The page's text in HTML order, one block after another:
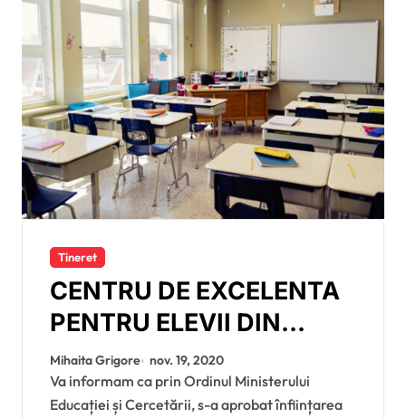
Tineret
CENTRU DE EXCELENTA
PENTRU ELEVII DIN
JUDETUL GIURGIU
Mihaita Grigore nov. 19, 2020
Va informam ca prin Ordinul Ministerului
Educației și Cercetării, s-a aprobat înființarea